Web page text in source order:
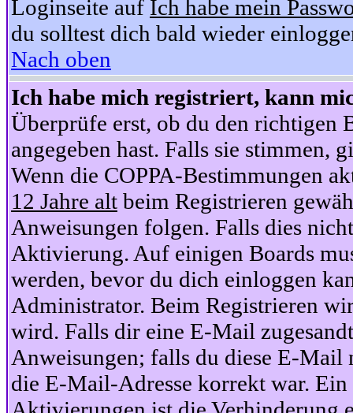
Loginseite auf Ich habe mein
du solltest dich bald wieder
Nach oben
Ich habe mich registriert, kann
Überprüfe erst, ob du den richtigen
angegeben hast. Falls sie stimmen,
Wenn die COPPA-Bestimmungen
12 Jahre alt beim Registrieren
Anweisungen folgen. Falls dies
Aktivierung. Auf einigen Boards
werden, bevor du dich einloggen
Administrator. Beim Registrieren
wird. Falls dir eine E-Mail
Anweisungen; falls du diese E-Mail
die E-Mail-Adresse korrekt war.